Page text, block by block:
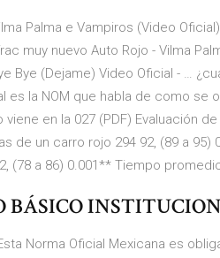
Palma e Vampiros (Video
muy nuevo Auto Rojo - Vilma
Bye (Dejame) Video Oficial - …
es la NOM que habla de como
viene en la 027 (PDF) Evaluación
de un carro rojo 294 92, (89 a
(78 a 86) 0.001** Tiempo
BÁSICO
Norma Oficial Mexicana es